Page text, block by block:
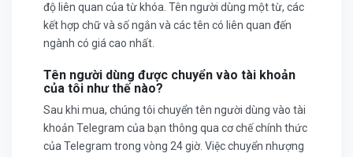
độ liên quan của từ khóa. Tên người dùng một từ, các
kết hợp chữ và số ngắn và các tên có liên quan đến
ngành có giá cao nhất.
Tên người dùng được chuyển vào tài khoản
của tôi như thế nào?
Sau khi mua, chúng tôi chuyển tên người dùng vào tài
khoản Telegram của bạn thông qua cơ chế chính thức
của Telegram trong vòng 24 giờ. Việc chuyển nhượng